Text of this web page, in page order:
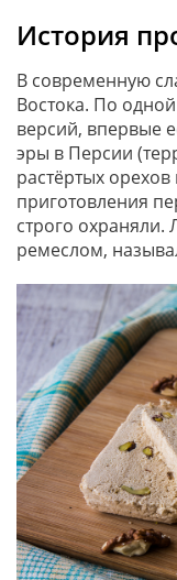
История
В современную
Востока. По
версий, впервые
эры в Персии
растёртых
приготовления
строго
ремеслом,